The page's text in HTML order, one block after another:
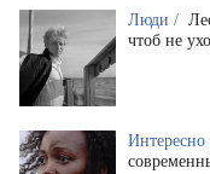
Люди /
чтоб не
Интересно